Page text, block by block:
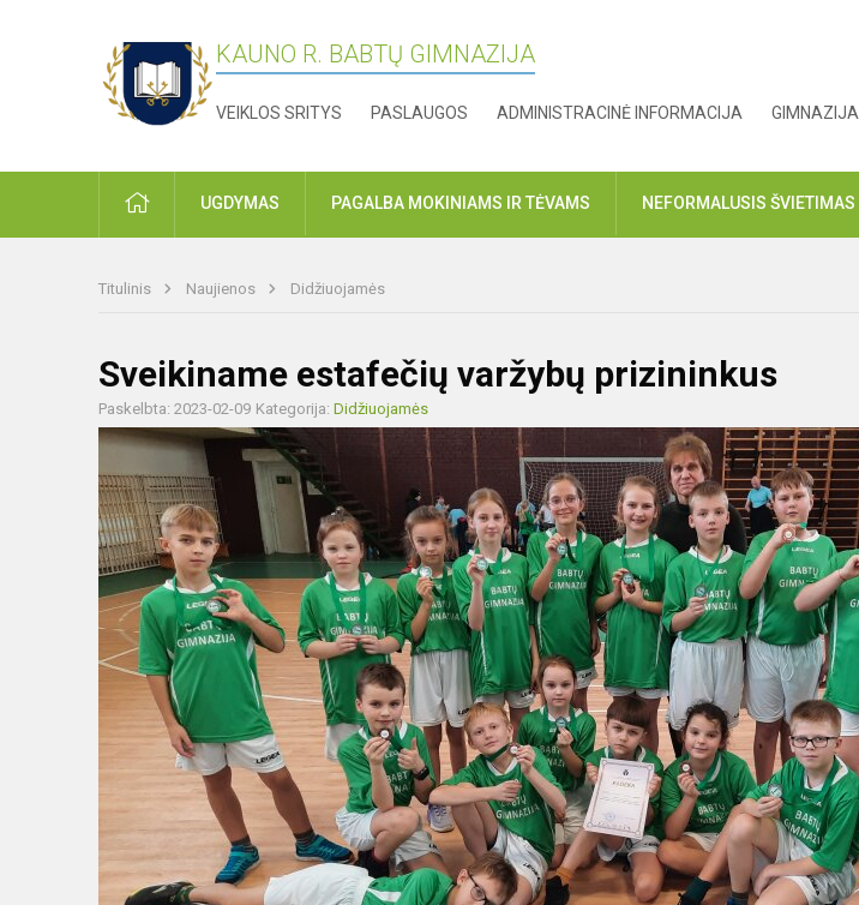
KAUNO R. BABTŲ GIMNAZIJA
VEIKLOS SRITYS PASLAUGOS ADMINISTRACINĖ INFORMACIJA GIMNAZIJA
PRADŽIAUGDYMAS PAGALBA MOKINIAMS IR TĖVAMS NEFORMALUSIS ŠVIETIMAS
Titulinis Naujienos Didžiuojamės
Sveikiname estafečių varžybų prizininkus
Paskelbta: 2023-02-09 Kategorija: Didžiuojamės